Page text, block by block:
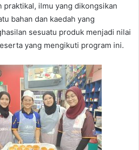
praktikal, ilmu yang dikongsikan
bahan dan kaedah yang
sesuatu produk menjadi nilai
yang mengikuti program ini.